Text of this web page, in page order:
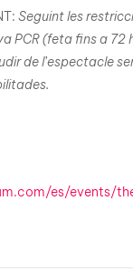
Seguint les
PCR (feta fins a
de l’espectacle
es/events/